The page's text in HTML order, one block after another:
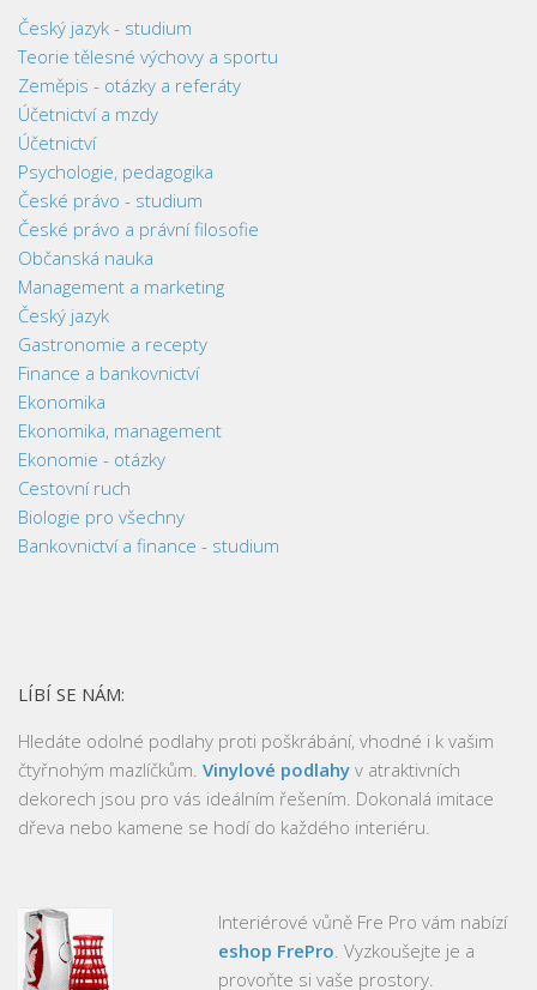
Český jazyk - studium
Teorie tělesné výchovy a sportu
Zeměpis - otázky a referáty
Účetnictví a mzdy
Účetnictví
Psychologie, pedagogika
České právo - studium
České právo a právní filosofie
Občanská nauka
Management a marketing
Český jazyk
Gastronomie a recepty
Finance a bankovnictví
Ekonomika
Ekonomika, management
Ekonomie - otázky
Cestovní ruch
Biologie pro všechny
Bankovnictví a finance - studium
LÍBÍ SE NÁM:
Hledáte odolné podlahy proti poškrábání, vhodné i k vašim
čtyřnohým mazlíčkům. Vinylové podlahy v atraktivních
dekorech jsou pro vás ideálním řešením. Dokonalá imitace
dřeva nebo kamene se hodí do každého interiéru.
Interiérové vůně Fre Pro vám nabízí
eshop FrePro . Vyzkoušejte je a
provoňte si vaše prostory.